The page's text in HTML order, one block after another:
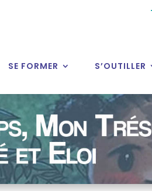
SE FORMER S’OUTILLER